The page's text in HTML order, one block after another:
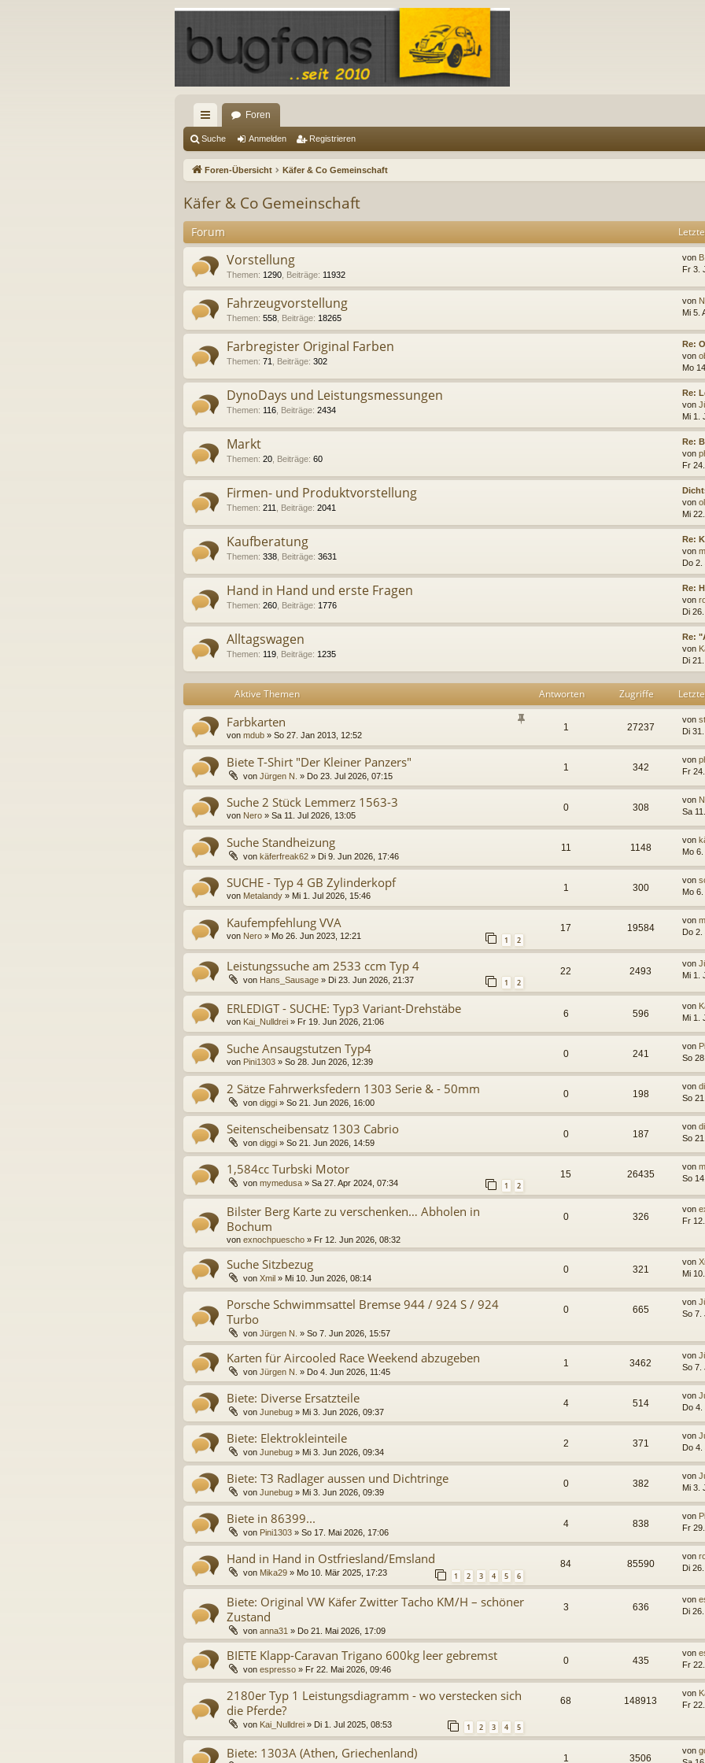
ch
ne
ug
riff
Foren
Suche Anmelden Registrieren
Foren-Übersicht Käfer & Co Gemeinschaft
Käfer & Co Gemeinschaft
Forum
Vorstellung
Themen: 1290 Beiträge: 11932
von
Fr 3.
Fahrzeugvorstellung
Themen: 558 Beiträge: 18265
von
Mi 5.
Farbregister Original Farben
Themen: 71 Beiträge: 302
Re:
von
Mo
DynoDays und Leistungsmessungen
Themen: 116 Beiträge: 2434
Re:
von
Mi 1.
Markt
Themen: 20 Beiträge: 60
Re:
von
Fr
Firmen- und Produktvorstellung
Themen: 211 Beiträge: 2041
von
Mi
Kaufberatung
Themen: 338 Beiträge: 3631
Re:
von
Do 2.
Hand in Hand und erste Fragen
Themen: 260 Beiträge: 1776
Re:
von
Di
Alltagswagen
Themen: 119 Beiträge: 1235
Re:
von
Di
Aktive Themen Antworten Zugriffe
Farbkarten
von mdub » So 27. Jan 2013, 12:52
1 27237
von
Di
Biete T-Shirt "Der Kleiner Panzers"
von Jürgen N. » Do 23. Jul 2026, 07:15
1 342
von
Fr
Suche 2 Stück Lemmerz 1563-3
von Nero » Sa 11. Jul 2026, 13:05
0 308
von
Sa
Suche Standheizung
von käferfreak62 » Di 9. Jun 2026, 17:46
11 1148
von
Mo
SUCHE - Typ 4 GB Zylinderkopf
von Metalandy » Mi 1. Jul 2026, 15:46
1 300
von
Mo
Kaufempfehlung VVA
von Nero » Mo 26. Jun 2023, 12:21 1 2
17 19584
von
Do 2.
Leistungssuche am 2533 ccm Typ 4
von Hans_Sausage » Di 23. Jun 2026, 21:37 1 2
22 2493
von
Mi 1.
ERLEDIGT - SUCHE: Typ3 Variant-Drehstäbe
von Kai_Nulldrei » Fr 19. Jun 2026, 21:06
6 596
von
Mi 1.
Suche Ansaugstutzen Typ4
von Pini1303 » So 28. Jun 2026, 12:39
0 241
von
So
2 Sätze Fahrwerksfedern 1303 Serie & - 50mm
von diggi » So 21. Jun 2026, 16:00
0 198
von
So
Seitenscheibensatz 1303 Cabrio
von diggi » So 21. Jun 2026, 14:59
0 187
von
So
1,584cc Turbski Motor
von mymedusa » Sa 27. Apr 2024, 07:34 1 2
15 26435
von
So
Bilster Berg Karte zu verschenken… Abholen in
Bochum
von exnochpuescho » Fr 12. Jun 2026, 08:32
0 326
von
Fr
Suche Sitzbezug
von Xmil » Mi 10. Jun 2026, 08:14
0 321
von
Mi
Porsche Schwimmsattel Bremse 944 / 924 S / 924
Turbo
von Jürgen N. » So 7. Jun 2026, 15:57
0 665
von
So 7.
Karten für Aircooled Race Weekend abzugeben
von Jürgen N. » Do 4. Jun 2026, 11:45
1 3462
von
So 7.
Biete: Diverse Ersatzteile
von Junebug » Mi 3. Jun 2026, 09:37
4 514
von
Do
Biete: Elektrokleinteile
von Junebug » Mi 3. Jun 2026, 09:34
2 371
von
Do
Biete: T3 Radlager aussen und Dichtringe
von Junebug » Mi 3. Jun 2026, 09:39
0 382
von
Mi 3.
Biete in 86399...
von Pini1303 » So 17. Mai 2026, 17:06
4 838
von
Fr
Hand in Hand in Ostfriesland/Emsland
von Mika29 » Mo 10. Mär 2025, 17:23 1 2 3 4 5 6
84 85590
von
Di
Biete: Original VW Käfer Zwitter Tacho KM/H – schöner
Zustand
von anna31 » Do 21. Mai 2026, 17:09
3 636
von
Di
BIETE Klapp-Caravan Trigano 600kg leer gebremst
von espresso » Fr 22. Mai 2026, 09:46
0 435
von
Fr
2180er Typ 1 Leistungsdiagramm - wo verstecken sich
die Pferde?
von Kai_Nulldrei » Di 1. Jul 2025, 08:53 1 2 3 4 5
68 148913
von
Fr
Biete: 1303A (Athen, Griechenland) 1 3506
von